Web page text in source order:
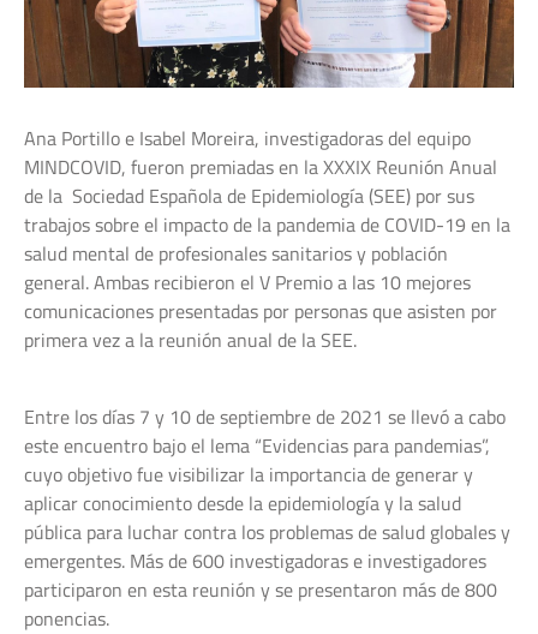
Ana Portillo e Isabel Moreira, investigadoras del equipo
MINDCOVID, fueron premiadas en la XXXIX Reunión Anual
de la Sociedad Española de Epidemiología (SEE) por sus
trabajos sobre el impacto de la pandemia de COVID-19 en la
salud mental de profesionales sanitarios y población
general. Ambas recibieron el V Premio a las 10 mejores
comunicaciones presentadas por personas que asisten por
primera vez a la reunión anual de la SEE.
Entre los días 7 y 10 de septiembre de 2021 se llevó a cabo
este encuentro bajo el lema “Evidencias para pandemias”,
cuyo objetivo fue visibilizar la importancia de generar y
aplicar conocimiento desde la epidemiología y la salud
pública para luchar contra los problemas de salud globales y
emergentes. Más de 600 investigadoras e investigadores
participaron en esta reunión y se presentaron más de 800
ponencias.